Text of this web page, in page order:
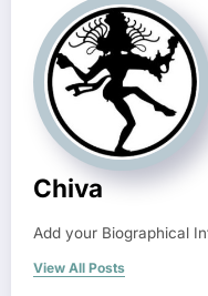
Chiva
Add your Biographical
View All Posts